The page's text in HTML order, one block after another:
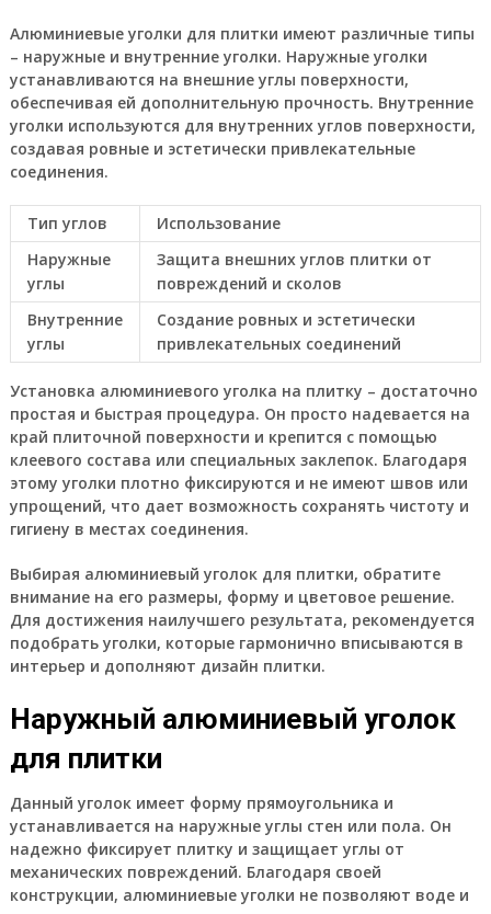
Алюминиевые уголки для плитки имеют различные типы
– наружные и внутренние уголки. Наружные уголки
устанавливаются на внешние углы поверхности,
обеспечивая ей дополнительную прочность. Внутренние
уголки используются для внутренних углов поверхности,
создавая ровные и эстетически привлекательные
соединения.
Тип углов
Использование
Наружные
углы
Защита внешних углов плитки от
повреждений и сколов
Внутренние
углы
Создание ровных и эстетически
привлекательных соединений
Установка алюминиевого уголка на плитку – достаточно
простая и быстрая процедура. Он просто надевается на
край плиточной поверхности и крепится с помощью
клеевого состава или специальных заклепок. Благодаря
этому уголки плотно фиксируются и не имеют швов или
упрощений, что дает возможность сохранять чистоту и
гигиену в местах соединения.
Выбирая алюминиевый уголок для плитки, обратите
внимание на его размеры, форму и цветовое решение.
Для достижения наилучшего результата, рекомендуется
подобрать уголки, которые гармонично вписываются в
интерьер и дополняют дизайн плитки.
Наружный алюминиевый уголок
для плитки
Данный уголокимеет форму прямоугольника и
устанавливается на наружные углы стен или пола. Он
надежно фиксирует плитку и защищает углы от
механических повреждений. Благодаря своей
конструкции, алюминиевые уголки не позволяют воде и